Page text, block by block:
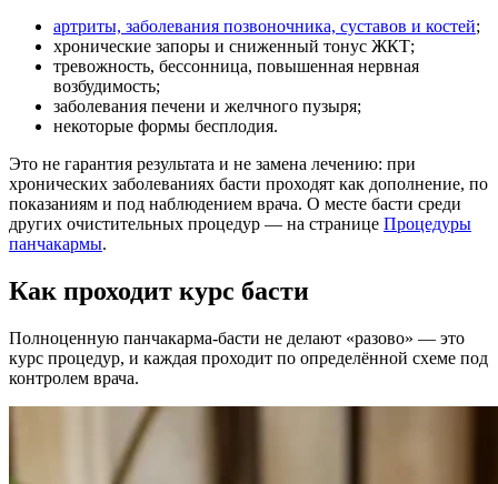
артриты, заболевания позвоночника, суставов и костей;
хронические запоры и сниженный тонус ЖКТ;
тревожность, бессонница, повышенная нервная
возбудимость;
заболевания печени и желчного пузыря;
некоторые формы бесплодия.
Это не гарантия результата и не замена лечению: при
хронических заболеваниях басти проходят как дополнение, по
показаниям и под наблюдением врача. О месте басти среди
других очистительных процедур — на странице Процедуры
панчакармы.
Как проходит курс басти
Полноценную панчакарма-басти не делают «разово» — это
курс процедур, и каждая проходит по определённой схеме под
контролем врача.